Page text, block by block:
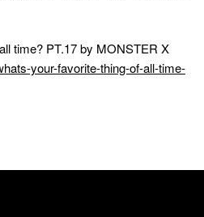
time? PT.17 by MONSTER X
your-favorite-thing-of-all-time-